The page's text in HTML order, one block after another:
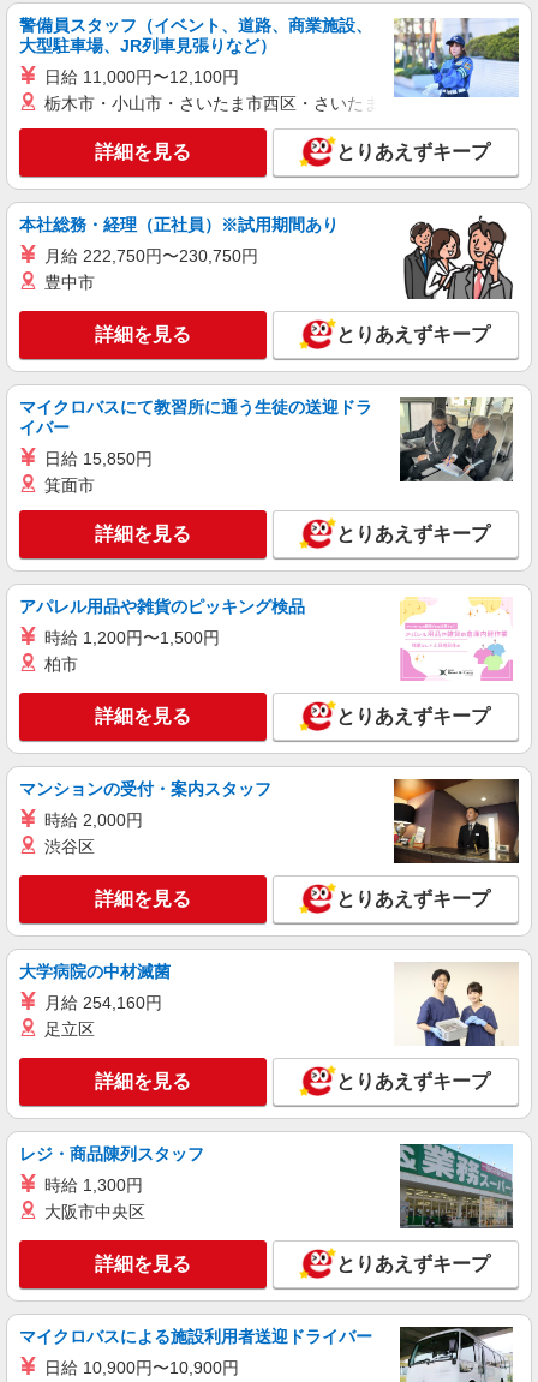
時給1,475円
福島県郡山市富田町池ノ上36-1
キープ 詳細を見る
すき家 郡山富久山店
すき家の店舗スタッフ（接客・調理・清掃な
ど）
キープ 詳細を見る
アルバイト パート
すき家 49号郡山菜根店
すき家の店舗スタッフ（接客・調理・清掃な
時給1,350円
福島県郡山市字菜根屋敷59-22
キープ 詳細を見る
アルバイト
すき家の店舗スタッフ（接客・調理・清掃な
ど）
高校生時給1,033円 ※早朝手当（5:00〜9:00）時給
詳細を見る
すき家 4号郡山日和田店
すき家の店舗スタッフ（接客・調理・清掃な
ど）
福島県郡山市日和田町字原12-110
キープ 詳細を見る
アルバイト パート
丸亀製麺郡山店
時給1100円〜 ☆22時以降は時給25％UP（深夜
割増有）
福島県郡山市並木４－６－２
キープ 詳細を見る
警備員スタッフ（イベント、道路、商業施設、
大型駐車場、JR列車見張りなど）
日給 11,000円〜12,100円
栃木市・小山市・さいたま市西区・さいたま市岩槻区・久喜市・
詳細を見る とりあえずキープ
本社総務・経理（正社員）※試用期間あり
月給 222,750円〜230,750円
豊中市
詳細を見る とりあえずキープ
マイクロバスにて教習所に通う生徒の送迎ドラ
イバー
日給 15,850円
箕面市
詳細を見る とりあえずキープ
アパレル用品や雑貨のピッキング検品
時給 1,200円〜1,500円
柏市
詳細を見る とりあえずキープ
マンションの受付・案内スタッフ
時給 2,000円
渋谷区
詳細を見る とりあえずキープ
大学病院の中材滅菌
月給 254,160円
足立区
詳細を見る とりあえずキープ
レジ・商品陳列スタッフ
時給 1,300円
大阪市中央区
詳細を見る とりあえずキープ
マイクロバスによる施設利用者送迎ドライバー
日給 10,900円〜10,900円